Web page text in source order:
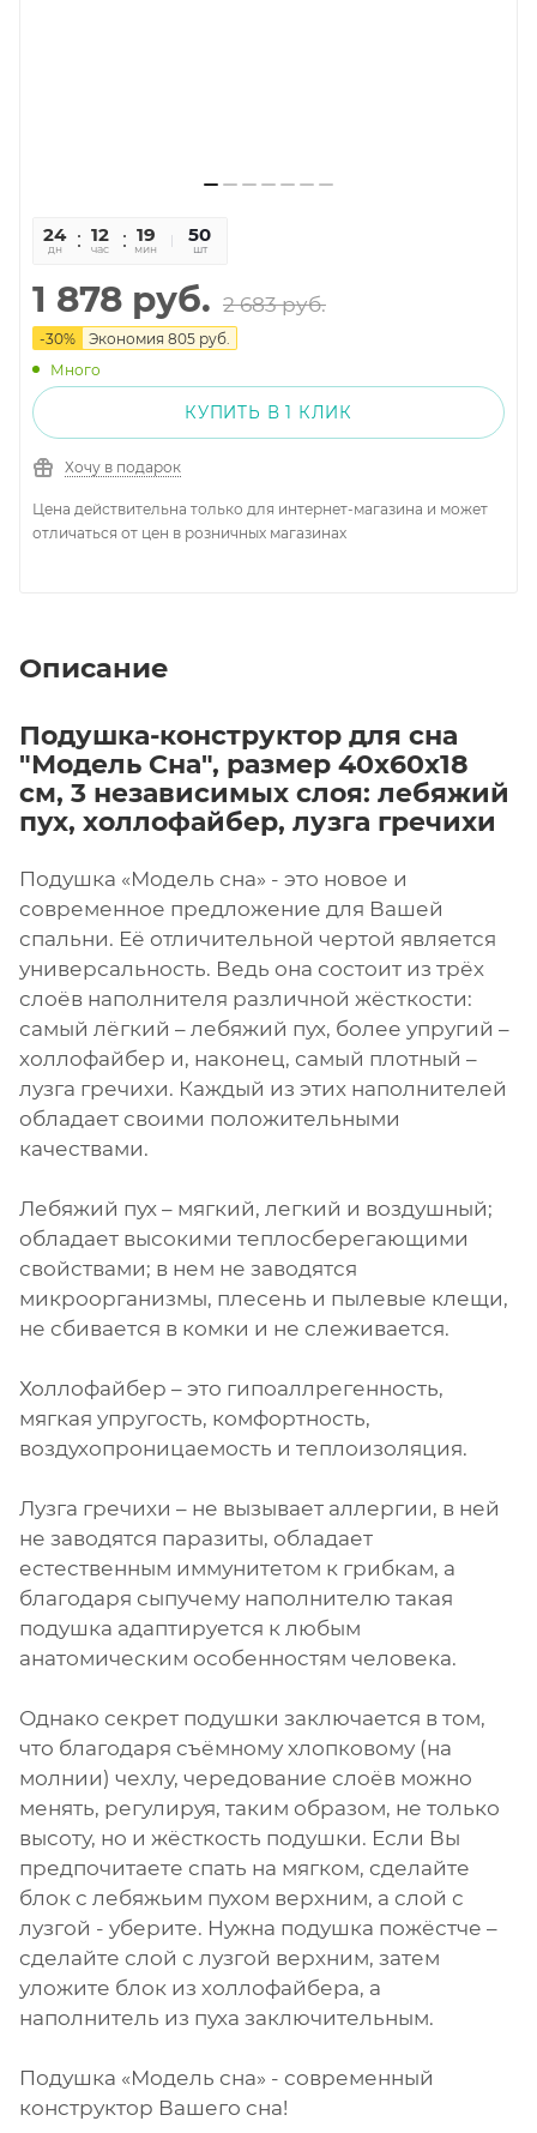
24
дн
12
час
19
мин
39
сек
50
шт
1 878 руб. 2 683руб.
-30% Экономия 805 руб.
Много
КУПИТЬ В 1 КЛИК
Хочу в подарок
Цена действительна только для интернет-магазина и может
отличаться от цен в розничных магазинах
Описание
Подушка-конструктор для сна
"Модель Сна", размер 40х60х18
см, 3 независимых слоя: лебяжий
пух, холлофайбер, лузга гречихи
Подушка «Модель сна» - это новое и
современное предложение для Вашей
спальни. Её отличительной чертой является
универсальность. Ведь она состоит из трёх
слоёв наполнителя различной жёсткости:
самый лёгкий – лебяжий пух, более упругий –
холлофайбер и, наконец, самый плотный –
лузга гречихи. Каждый из этих наполнителей
обладает своими положительными
качествами.
Лебяжий пух – мягкий, легкий и воздушный;
обладает высокими теплосберегающими
свойствами; в нем не заводятся
микроорганизмы, плесень и пылевые клещи,
не сбивается в комки и не слеживается.
Холлофайбер – это гипоаллрегенность,
мягкая упругость, комфортность,
воздухопроницаемость и теплоизоляция.
Лузга гречихи – не вызывает аллергии, в ней
не заводятся паразиты, обладает
естественным иммунитетом к грибкам, а
благодаря сыпучему наполнителю такая
подушка адаптируется к любым
анатомическим особенностям человека.
Однако секрет подушки заключается в том,
что благодаря съёмному хлопковому (на
молнии) чехлу, чередование слоёв можно
менять, регулируя, таким образом, не только
высоту, но и жёсткость подушки. Если Вы
предпочитаете спать на мягком, сделайте
блок с лебяжьим пухом верхним, а слой с
лузгой - уберите. Нужна подушка пожёстче –
сделайте слой с лузгой верхним, затем
уложите блок из холлофайбера, а
наполнитель из пуха заключительным.
Подушка «Модель сна» - современный
конструктор Вашего сна!